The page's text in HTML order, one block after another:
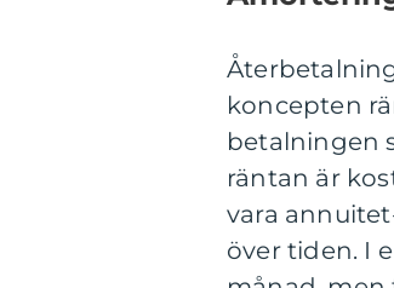
koncepten
betalningen
räntan är
vara
över tiden. I